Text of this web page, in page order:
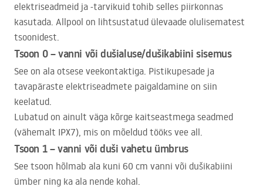
elektriseadmeid ja -tarvikuid tohib selles piirkonnas
kasutada. Allpool on lihtsustatud ülevaade olulisematest
tsoonidest.
Tsoon 0 – vanni või dušialuse/dušikabiini sisemus
See on ala otsese veekontaktiga. Pistikupesade ja
tavapäraste elektriseadmete paigaldamine on siin
keelatud.
Lubatud on ainult väga kõrge kaitseastmega seadmed
(vähemalt IPX7), mis on mõeldud tööks vee all.
Tsoon 1 – vanni või duši vahetu ümbrus
See tsoon hõlmab ala kuni 60 cm vanni või dušikabiini
ümber ning ka ala nende kohal.